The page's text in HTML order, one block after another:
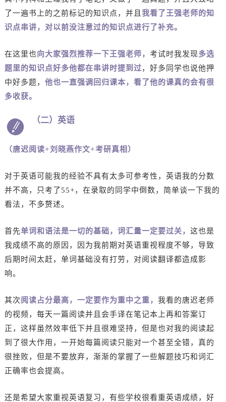
了一遍书上的之前标记的知识点，并且 我看了王强老师的知
识点串讲，对以前没注意过的知识点进行了补充。
在这里也向大家强烈推荐一下王强老师， 考试时我发现多选
题里的知识点好多他都在串讲时提到过，好多同学也说他押
中好多题， 他也一直强调回归课本，看了他的课真的会有很
多收获。
（二）英语
（唐迟阅读+刘晓燕作文+考研真相）
对于英语可能我的经验不具有太多可参考性，英语我的分数
并不高，只考了55+，在录取的同学中倒数，简单谈一下我的
看法，不多赘述。
首先单词和语法是一切的基础，词汇量一定要过关， 这也是
我成绩不高的原因，因为我前期对英语重视程度不够，导致
后期时间太赶，单词基础没有打劳，对阅读翻译都造成影
响。
其次阅读占分最高，一定要作为重中之重， 我看的唐迟老师
的视频，每天一篇阅读并且会手译在笔记本上再和答案订
正，这样虽然效率低下并且很难坚持，但是也对我的阅读起
到了很大作用，一开始每篇阅读只能对一个甚至全错，真的
很挫败，但是不要放弃，渐渐的掌握了一些解题技巧和词汇
正确率也会提高。
还是希望大家重视英语复习，有些学校很看重英语成绩，好